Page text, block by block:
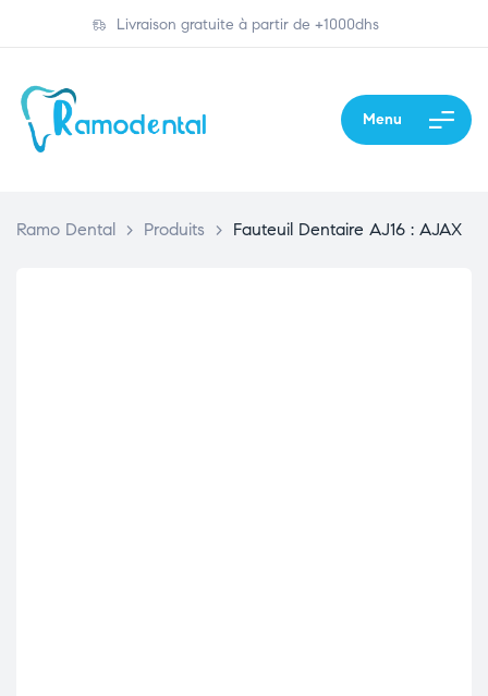
Livraison gratuite à partir de +1000dhs
Menu
Ramo Dental > Produits > Fauteuil Dentaire AJ16 : AJAX